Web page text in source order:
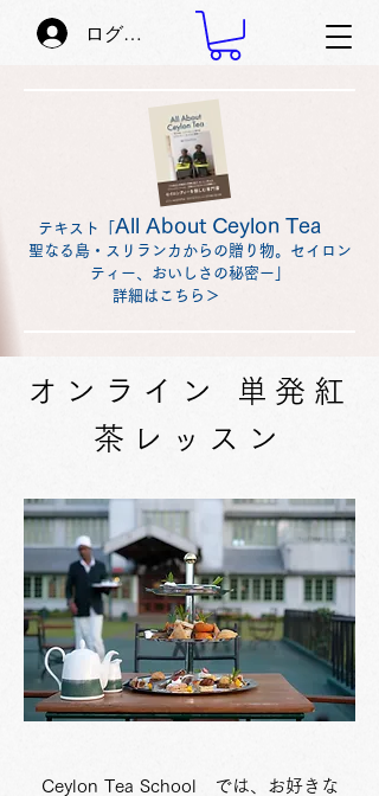
ログイン
テキスト「 All About Ceylon Tea
聖なる島・スリランカからの贈り物。セイロン
ティー、おいしさの秘密ー」
詳細はこちら＞
​オンライン 単発紅
茶レッスン
Ceylon Tea School では、お好きな